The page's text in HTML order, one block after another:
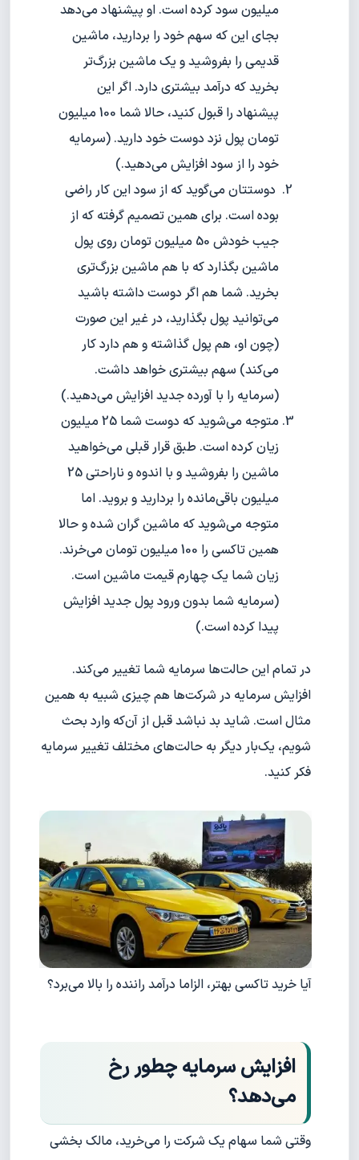
میلیون سود کرده است. او پیشنهاد می‌دهد
بجای این که سهم خود را بردارید، ماشین
قدیمی را بفروشید و یک ماشین بزرگ‌تر
بخرید که درآمد بیشتری دارد. اگر این
پیشنهاد را قبول کنید، حالا شما 100 میلیون
تومان پول نزد دوست خود دارید. (سرمایه
خود را از سود افزایش می‌دهید.)
دوستتان می‌گوید که از سود این کار راضی
بوده است. برای همین تصمیم گرفته که از
جیب خودش 50 میلیون تومان روی پول
ماشین بگذارد که با هم ماشین بزرگ‌تری
بخرید. شما هم اگر دوست داشته باشید
می‌توانید پول بگذارید، در غیر این صورت
(چون او، هم پول گذاشته و هم دارد کار
می‌کند) سهم بیشتری خواهد داشت.
(سرمایه را با آورده جدید افزایش می‌دهید.)
متوجه می‌شوید که دوست شما 25 میلیون
زیان کرده است. طبق قرار قبلی می‌خواهید
ماشین را بفروشید و با اندوه و ناراحتی 25
میلیون باقی‌مانده را بردارید و بروید. اما
متوجه می‌شوید که ماشین گران شده و حالا
همین تاکسی را 100 میلیون تومان می‌خرند.
زیان شما یک چهارم قیمت ماشین است.
(سرمایه شما بدون ورود پول جدید افزایش
پیدا کرده است.)
در تمام این حالت‌ها سرمایه شما تغییر می‌کند.
افزایش سرمایه در شرکت‌ها هم چیزی شبیه به همین
مثال است. شاید بد نباشد قبل از آن‌که وارد بحث
شویم، یک‌بار دیگر به حالت‌های مختلف تغییر سرمایه
فکر کنید.
آیا خرید تاکسی بهتر، الزاما درآمد راننده را بالا می‌برد؟
افزایش سرمایه چطور رخ
می‌دهد؟
وقتی شما سهام یک شرکت را می‌خرید، مالک بخشی